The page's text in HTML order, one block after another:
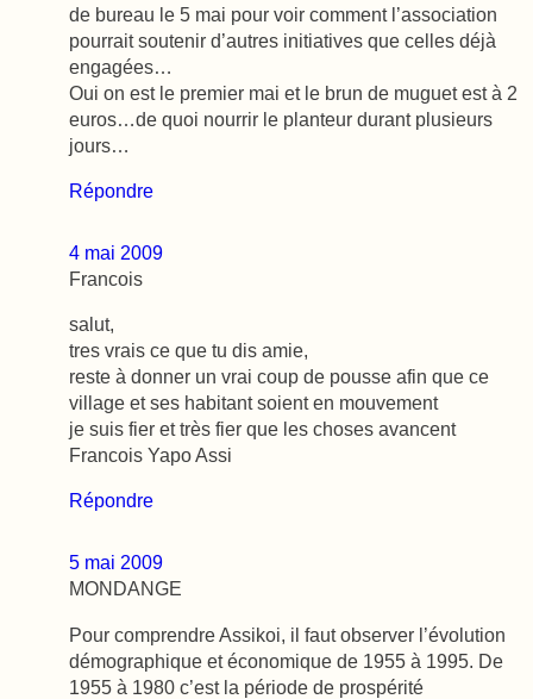
de bureau le 5 mai pour voir comment l’association
pourrait soutenir d’autres initiatives que celles déjà
engagées…
Oui on est le premier mai et le brun de muguet est à 2
euros…de quoi nourrir le planteur durant plusieurs
jours…
Répondre
4 mai 2009
Francois
salut,
tres vrais ce que tu dis amie,
reste à donner un vrai coup de pousse afin que ce
village et ses habitant soient en mouvement
je suis fier et très fier que les choses avancent
Francois Yapo Assi
Répondre
5 mai 2009
MONDANGE
Pour comprendre Assikoi, il faut observer l’évolution
démographique et économique de 1955 à 1995. De
1955 à 1980 c’est la période de prospérité